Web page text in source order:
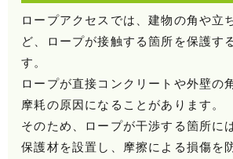
ロープアクセスでは、建物の角や立
ど、ロープが接触する箇所を保護す
す。
ロープが直接コンクリートや外壁の
摩耗の原因になることがあります。
そのため、ロープが干渉する箇所に
保護材を設置し、摩擦による損傷を